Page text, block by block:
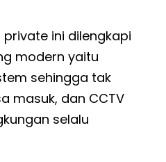
ini dilengkapi
modern yaitu
sehingga tak
masuk, dan CCTV
selalu